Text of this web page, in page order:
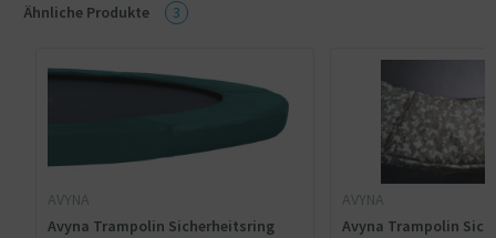
Ähnliche Produkte 3
AVYNA
Avyna Trampolin Sicherheitsring
AVYNA
Avyna Trampolin